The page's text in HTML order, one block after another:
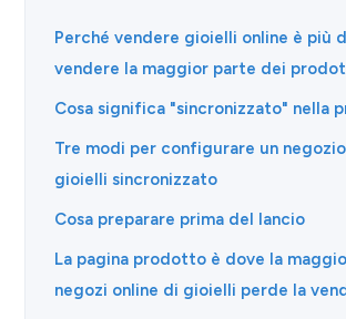
Perché vendere gioielli online è più
vendere la maggior parte dei
Cosa significa "sincronizzato" nella
Tre modi per configurare un
gioielli sincronizzato
Cosa preparare prima del lancio
La pagina prodotto è dove la
negozi online di gioielli perde la